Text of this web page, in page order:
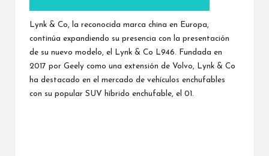
Lynk & Co, la reconocida marca china en Europa,
continúa expandiendo su presencia con la presentación
de su nuevo modelo, el Lynk & Co L946. Fundada en
2017 por Geely como una extensión de Volvo, Lynk & Co
ha destacado en el mercado de vehículos enchufables
con su popular SUV híbrido enchufable, el 01.